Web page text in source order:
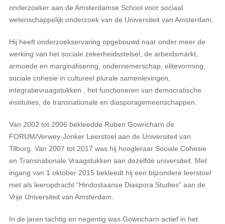
onderzoeker aan de Amsterdamse School voor sociaal
wetenschappelijk onderzoek van de Universiteit van Amsterdam.
Hij heeft onderzoekservaring opgebouwd naar onder meer de
werking van het sociale zekerheidsstelsel, de arbeidsmarkt,
armoede en marginalisering, ondernemerschap, elitevorming,
sociale cohesie in cultureel plurale samenlevingen,
integratievraagstukken , het functioneren van democratische
instituties, de transnationale en diasporagemeenschappen.
Van 2002 tot 2006 bekleedde Ruben Gowricharn de
FORUM/Verwey-Jonker Leerstoel aan de Universiteit van
Tilburg. Van 2007 tot 2017 was hij hoogleraar Sociale Cohesie
en Transnationale Vraagstukken aan dezelfde universiteit. Met
ingang van 1 oktober 2015 bekleedt hij een bijzondere leerstoel
met als leeropdracht “Hindostaanse Diaspora Studies” aan de
Vrije Universiteit van Amsterdam.
In de jaren tachtig en negentig was Gowricharn actief in het